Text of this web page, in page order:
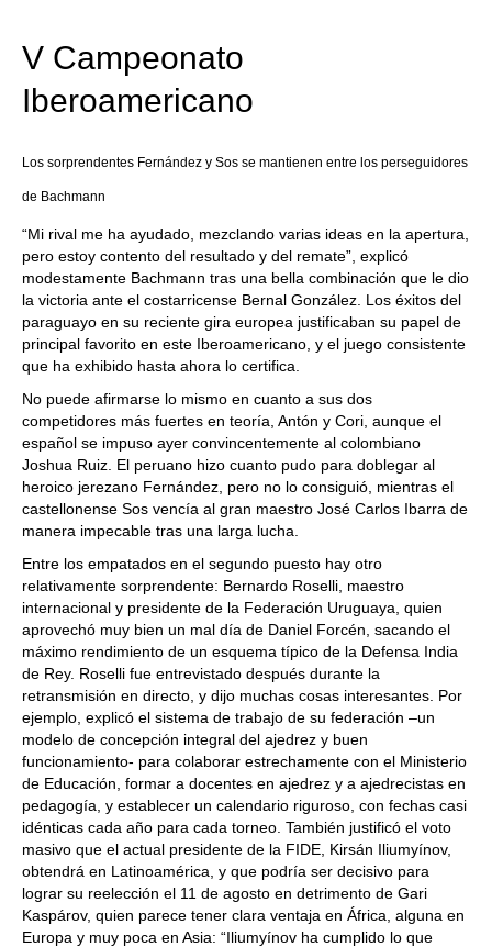
V Campeonato
Iberoamericano
Los sorprendentes Fernández y Sos se mantienen entre los perseguidores
de Bachmann
“Mi rival me ha ayudado, mezclando varias ideas en la apertura,
pero estoy contento del resultado y del remate”, explicó
modestamente Bachmann tras una bella combinación que le dio
la victoria ante el costarricense Bernal González. Los éxitos del
paraguayo en su reciente gira europea justificaban su papel de
principal favorito en este Iberoamericano, y el juego consistente
que ha exhibido hasta ahora lo certifica.
No puede afirmarse lo mismo en cuanto a sus dos
competidores más fuertes en teoría, Antón y Cori, aunque el
español se impuso ayer convincentemente al colombiano
Joshua Ruiz. El peruano hizo cuanto pudo para doblegar al
heroico jerezano Fernández, pero no lo consiguió, mientras el
castellonense Sos vencía al gran maestro José Carlos Ibarra de
manera impecable tras una larga lucha.
Entre los empatados en el segundo puesto hay otro
relativamente sorprendente: Bernardo Roselli, maestro
internacional y presidente de la Federación Uruguaya, quien
aprovechó muy bien un mal día de Daniel Forcén, sacando el
máximo rendimiento de un esquema típico de la Defensa India
de Rey. Roselli fue entrevistado después durante la
retransmisión en directo, y dijo muchas cosas interesantes. Por
ejemplo, explicó el sistema de trabajo de su federación –un
modelo de concepción integral del ajedrez y buen
funcionamiento- para colaborar estrechamente con el Ministerio
de Educación, formar a docentes en ajedrez y a ajedrecistas en
pedagogía, y establecer un calendario riguroso, con fechas casi
idénticas cada año para cada torneo. También justificó el voto
masivo que el actual presidente de la FIDE, Kirsán Iliumyínov,
obtendrá en Latinoamérica, y que podría ser decisivo para
lograr su reelección el 11 de agosto en detrimento de Gari
Kaspárov, quien parece tener clara ventaja en África, alguna en
Europa y muy poca en Asia: “Iliumyínov ha cumplido lo que